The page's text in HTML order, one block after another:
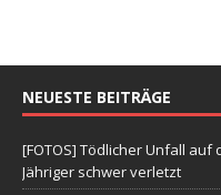
NEUESTE BEITRÄGE
[FOTOS] Tödlicher Unfall auf
Jähriger schwer verletzt